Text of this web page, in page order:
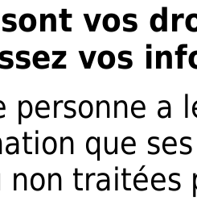
vos
vos
personne a
que
non